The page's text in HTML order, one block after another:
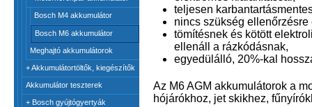
Bosch M4 akkumulátor
Bosch M6 akkumulátor
Meghajtó akkumulátorok
+Akkumulátortöltők, kiegészítők
Akkumulátor teszterek
+ Bosch gyújtógyertyák
teljesen
nincs szükség ellenőrzésre
tömítésnek és kötött
ellenáll a rázkódásnak,
egyedülálló, 20%-kal
Az M6 AGM akkumulátorok a
hójárókhoz, jet skikhez,